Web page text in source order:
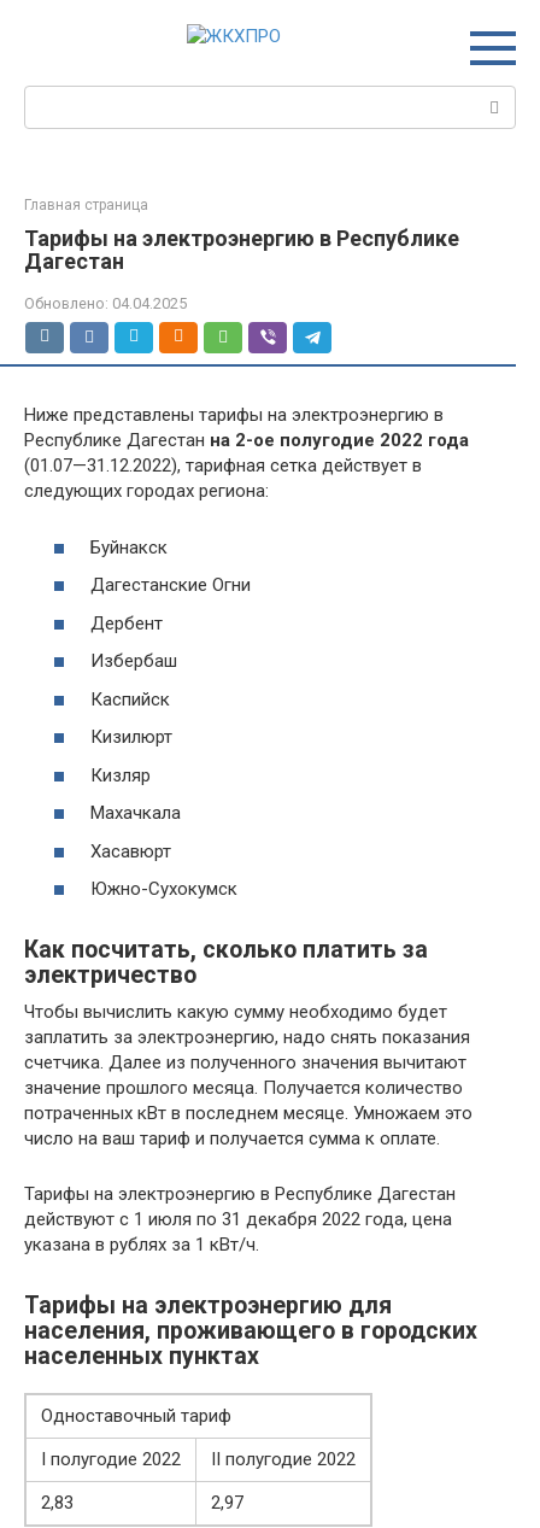
Главная страница
Тарифы на электроэнергию в Республике
Дагестан
Обновлено: 04.04.2025
Ниже представлены тарифы на электроэнергию в
Республике Дагестан на 2-ое полугодие 2022 года
(01.07—31.12.2022), тарифная сетка действует в
следующих городах региона:
Буйнакск
Дагестанские Огни
Дербент
Избербаш
Каспийск
Кизилюрт
Кизляр
Махачкала
Хасавюрт
Южно-Сухокумск
Как посчитать, сколько платить за
электричество
Чтобы вычислить какую сумму необходимо будет
заплатить за электроэнергию, надо снять показания
счетчика. Далее из полученного значения вычитают
значение прошлого месяца. Получается количество
потраченных кВт в последнем месяце. Умножаем это
число на ваш тариф и получается сумма к оплате.
Тарифы на электроэнергию в Республике Дагестан
действуют с 1 июля по 31 декабря 2022 года, цена
указана в рублях за 1 кВт/ч.
Тарифы на электроэнергию для
населения, проживающего в городских
населенных пунктах
Одноставочный тариф
I полугодие 2022
II полугодие 2022
2,83
2,97